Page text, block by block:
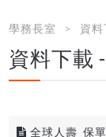
學務長室 資料
資料下載
全球人壽_保